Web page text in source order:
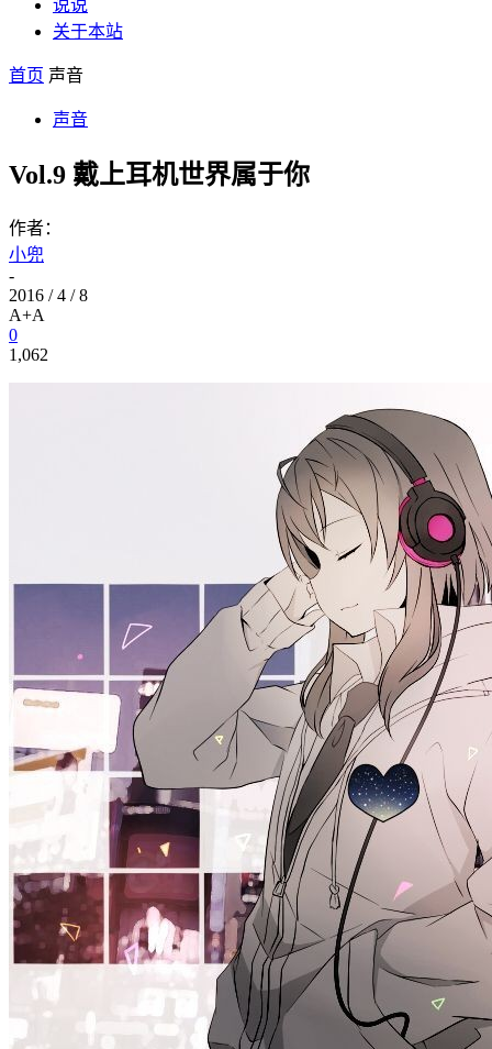
说说
关于本站
首页 声音
声音
Vol.9 戴上耳机世界属于你
作者：
小兜
-
2016 / 4 / 8
A+A
0
1,062